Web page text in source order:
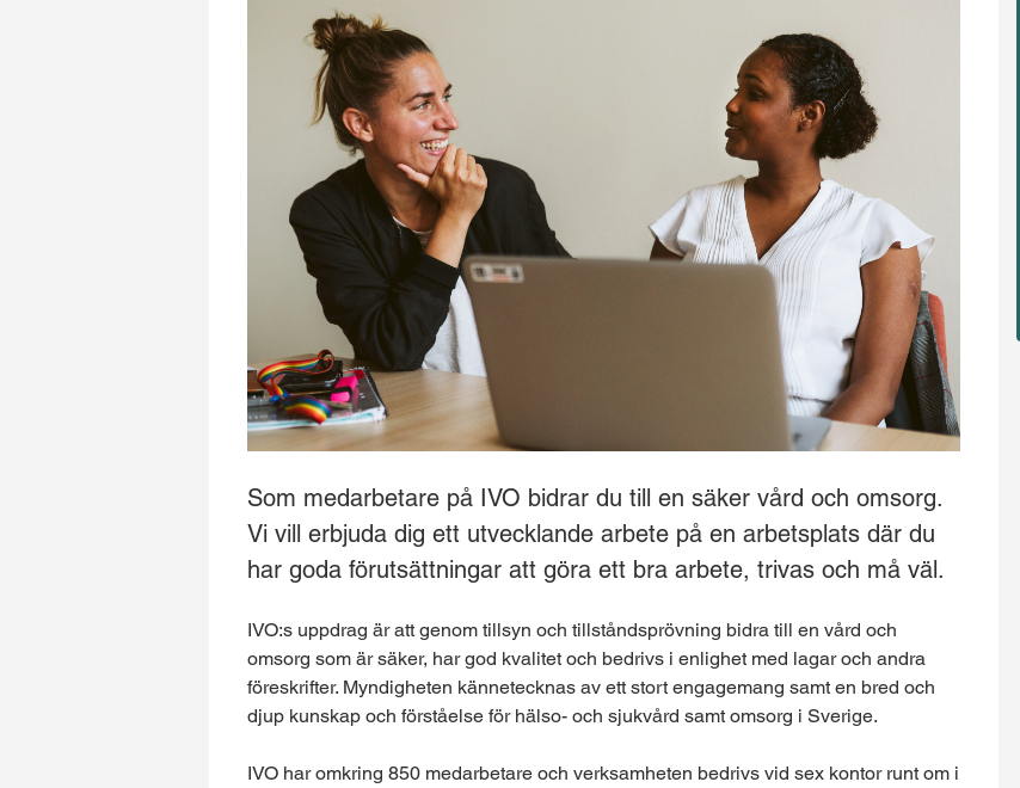
Som medarbetare på IVO bidrar du till en säker vård och omsorg.
Vi vill erbjuda dig ett utvecklande arbete på en arbetsplats där du
har goda förutsättningar att göra ett bra arbete, trivas och må väl.
IVO:s uppdrag är att genom tillsyn och tillståndsprövning bidra till en vård och
omsorg som är säker, har god kvalitet och bedrivs i enlighet med lagar och andra
föreskrifter. Myndigheten kännetecknas av ett stort engagemang samt en bred och
djup kunskap och förståelse för hälso- och sjukvård samt omsorg i Sverige.
IVO har omkring 850 medarbetare och verksamheten bedrivs vid sex kontor runt om i